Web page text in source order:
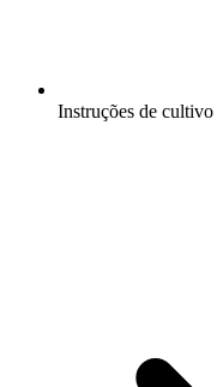
Instruções de cultivo